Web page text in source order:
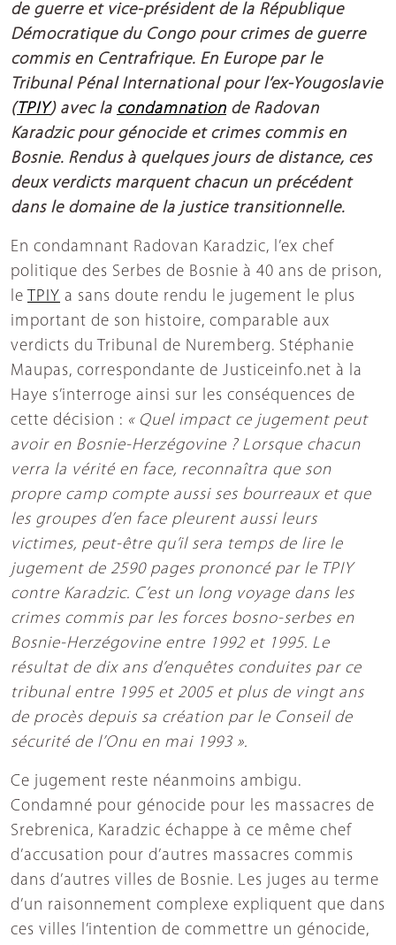
de guerre et vice-président de la République
Démocratique du Congo pour crimes de guerre
commis en Centrafrique. En Europe par le
Tribunal Pénal International pour l’ex-Yougoslavie
(TPIY) avec la condamnation de Radovan
Karadzic pour génocide et crimes commis en
Bosnie. Rendus à quelques jours de distance, ces
deux verdicts marquent chacun un précédent
dans le domaine de la justice transitionnelle.
En condamnant Radovan Karadzic, l’ex chef
politique des Serbes de Bosnie à 40 ans de prison,
le
TPIY a sans doute rendu le jugement le plus
important de son histoire, comparable aux
verdicts du Tribunal de Nuremberg. Stéphanie
Maupas, correspondante de Justiceinfo.net à la
Haye s’interroge ainsi sur les conséquences de
cette décision : « Quel impact ce jugement peut
avoir en Bosnie-Herzégovine ? Lorsque chacun
verra la vérité en face, reconnaîtra que son
propre camp compte aussi ses bourreaux et que
les groupes d’en face pleurent aussi leurs
victimes, peut-être qu’il sera temps de lire le
jugement de 2590 pages prononcé par le TPIY
contre Karadzic. C’est un long voyage dans les
crimes commis par les forces bosno-serbes en
Bosnie-Herzégovine entre 1992 et 1995. Le
résultat de dix ans d’enquêtes conduites par ce
tribunal entre 1995 et 2005 et plus de vingt ans
de procès depuis sa création par le Conseil de
sécurité de l’Onu en mai 1993 ».
Ce jugement reste néanmoins ambigu.
Condamné pour génocide pour les massacres de
Srebrenica, Karadzic échappe à ce même chef
d’accusation pour d’autres massacres commis
dans d’autres villes de Bosnie. Les juges au terme
d’un raisonnement complexe expliquent que dans
ces villes l’intention de commettre un génocide,